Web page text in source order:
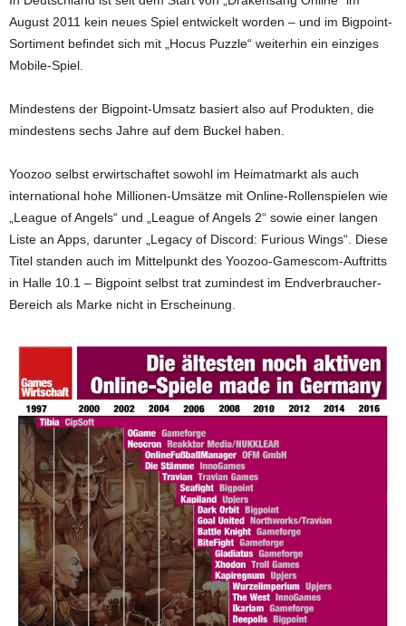
August 2011 kein neues Spiel entwickelt worden – und im Bigpoint-
Sortiment befindet sich mit „Hocus Puzzle“ weiterhin ein einziges
Mobile-Spiel.
Mindestens der Bigpoint-Umsatz basiert also auf Produkten, die
mindestens sechs Jahre auf dem Buckel haben.
Yoozoo selbst erwirtschaftet sowohl im Heimatmarkt als auch
international hohe Millionen-Umsätze mit Online-Rollenspielen wie
„League of Angels“ und „League of Angels 2“ sowie einer langen
Liste an Apps, darunter „Legacy of Discord: Furious Wings“. Diese
Titel standen auch im Mittelpunkt des Yoozoo-Gamescom-Auftritts
in Halle 10.1 – Bigpoint selbst trat zumindest im Endverbraucher-
Bereich als Marke nicht in Erscheinung.